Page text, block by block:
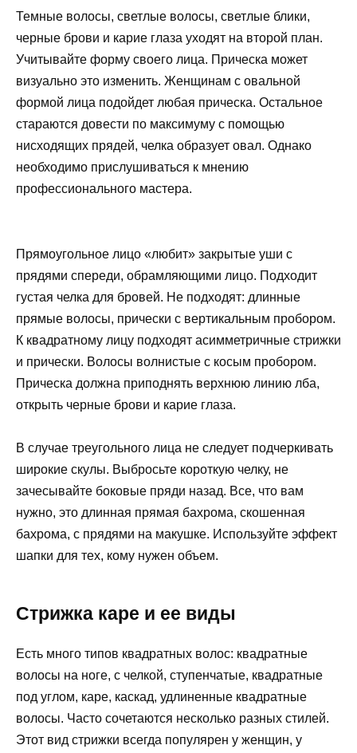
Темные волосы, светлые волосы, светлые блики,
черные брови и карие глаза уходят на второй план.
Учитывайте форму своего лица. Прическа может
визуально это изменить. Женщинам с овальной
формой лица подойдет любая прическа. Остальное
стараются довести по максимуму с помощью
нисходящих прядей, челка образует овал. Однако
необходимо прислушиваться к мнению
профессионального мастера.
Прямоугольное лицо «любит» закрытые уши с
прядями спереди, обрамляющими лицо. Подходит
густая челка для бровей. Не подходят: длинные
прямые волосы, прически с вертикальным пробором.
К квадратному лицу подходят асимметричные стрижки
и прически. Волосы волнистые с косым пробором.
Прическа должна приподнять верхнюю линию лба,
открыть черные брови и карие глаза.
В случае треугольного лица не следует подчеркивать
широкие скулы. Выбросьте короткую челку, не
зачесывайте боковые пряди назад. Все, что вам
нужно, это длинная прямая бахрома, скошенная
бахрома, с прядями на макушке. Используйте эффект
шапки для тех, кому нужен объем.
Стрижка каре и ее виды
Есть много типов квадратных волос: квадратные
волосы на ноге, с челкой, ступенчатые, квадратные
под углом, каре, каскад, удлиненные квадратные
волосы. Часто сочетаются несколько разных стилей.
Этот вид стрижки всегда популярен у женщин, у